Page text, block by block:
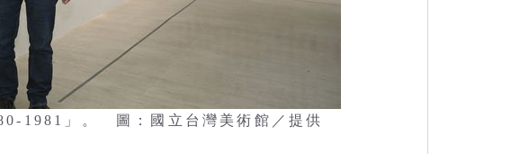
1981」。 圖：國立台灣美術館／提供